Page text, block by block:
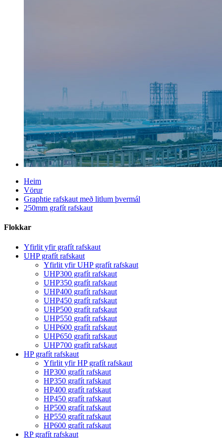
Heim
Vörur
Graphtie rafskaut með litlum þvermál
250mm grafít rafskaut
Flokkar
Yfirlit yfir grafít rafskaut
UHP grafít rafskaut
Yfirlit yfir UHP grafít rafskaut
UHP300 grafít rafskaut
UHP350 grafít rafskaut
UHP400 grafít rafskaut
UHP450 grafít rafskaut
UHP500 grafít rafskaut
UHP550 grafít rafskaut
UHP600 grafít rafskaut
UHP650 grafít rafskaut
UHP700 grafít rafskaut
HP grafít rafskaut
Yfirlit yfir HP grafít rafskaut
HP300 grafít rafskaut
HP350 grafít rafskaut
HP400 grafít rafskaut
HP450 grafít rafskaut
HP500 grafít rafskaut
HP550 grafít rafskaut
HP600 grafít rafskaut
RP grafít rafskaut